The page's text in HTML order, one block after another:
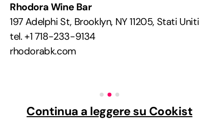
Rhodora Wine Bar
197 Adelphi St, Brooklyn, NY 11205, Stati Uniti
tel. +1 718-233-9134
rhodorabk.com
Continua a leggere su Cookist